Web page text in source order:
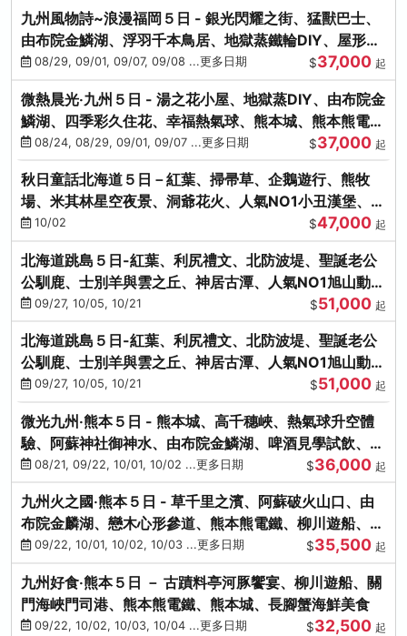
九州風物詩~浪漫福岡５日 - 銀光閃耀之街、猛獸巴士、
由布院金鱗湖、浮羽千本鳥居、地獄蒸鐵輪DIY、屋形船
晚宴、鸕鶿捕魚
08/29, 09/01, 09/07, 09/08 ...更多日期 $37,000 起
微熱晨光‧九州５日 - 湯之花小屋、地獄蒸DIY、由布院金
鱗湖、四季彩久住花、幸福熱氣球、熊本城、熊本熊電
鐵、螃蟹吃到飽
08/24, 08/29, 09/01, 09/07 ...更多日期 $37,000 起
秋日童話北海道５日－紅葉、掃帚草、企鵝遊行、熊牧
場、米其林星空夜景、洞爺花火、人氣NO1小丑漢堡、螃
蟹放題(千/函)
10/02 $47,000 起
北海道跳島５日-紅葉、利尻禮文、北防波堤、聖誕老公
公馴鹿、士別羊與雲之丘、神居古潭、人氣NO1旭山動物
園、海膽涮涮鍋
09/27, 10/05, 10/21 $51,000 起
北海道跳島５日-紅葉、利尻禮文、北防波堤、聖誕老公
公馴鹿、士別羊與雲之丘、神居古潭、人氣NO1旭山動物
園、海膽涮涮鍋
09/27, 10/05, 10/21 $51,000 起
微光九州‧熊本５日 - 熊本城、高千穗峽、熱氣球升空體
驗、阿蘇神社御神水、由布院金鱗湖、啤酒見學試飲、豪
華海鮮盛宴
08/21, 09/22, 10/01, 10/02 ...更多日期 $36,000 起
九州火之國‧熊本５日 - 草千里之濱、阿蘇破火山口、由
布院金麟湖、戀木心形參道、熊本熊電鐵、柳川遊船、地
獄蒸DIY
09/22, 10/01, 10/02, 10/03 ...更多日期 $35,500 起
九州好食‧熊本５日 － 古蹟料亭河豚饗宴、柳川遊船、關
門海峽門司港、熊本熊電鐵、熊本城、長腳蟹海鮮美食
09/22, 10/02, 10/03, 10/04 ...更多日期 $32,500 起